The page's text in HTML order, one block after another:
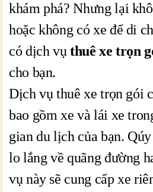
khám phá? Nhưng lại
hoặc không có xe để di
có dịch vụthuê xe trọn
cho bạn.
Dịch vụ thuê xe trọn gói
bao gồm xe và lái xe
gian du lịch của bạn.
lo lắng về quãng đường
vụ này sẽ cung cấp xe